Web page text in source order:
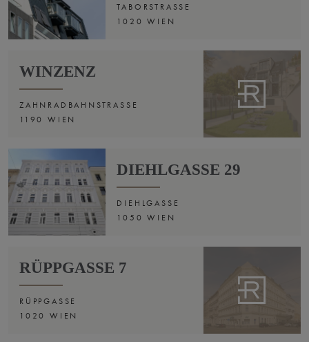
TABORSTRASSE
1020 WIEN
WINZENZ
ZAHNRADBAHNSTRASSE
1190 WIEN
DIEHLGASSE 29
DIEHLGASSE
1050 WIEN
RÜPPGASSE 7
RÜPPGASSE
1020 WIEN